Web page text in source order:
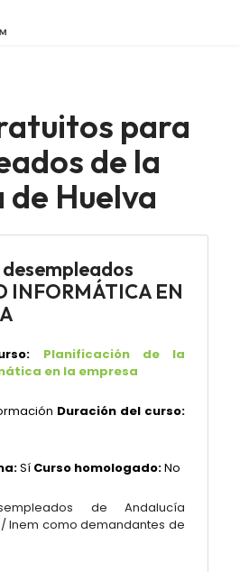
para
de la
Huelva
INFORMÁTICA EN
Planificación de la
en la empresa
Duración del curso:
Sí Curso homologado:No
de Andalucía
/ Inem como demandantes de